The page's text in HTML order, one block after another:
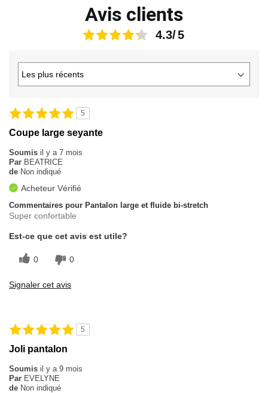
Avis clients
4.3
5
Coupe large seyante
Soumis il y a 7 mois
Par BEATRICE
de Non indiqué
Acheteur Vérifié
Commentaires pour Pantalon large et fluide bi-stretch
Super confortable
Est-ce que cet avis est utile?
0 0
Signaler cet avis
5
Joli pantalon
Soumis il y a 9 mois
Par EVELYNE
de Non indiqué